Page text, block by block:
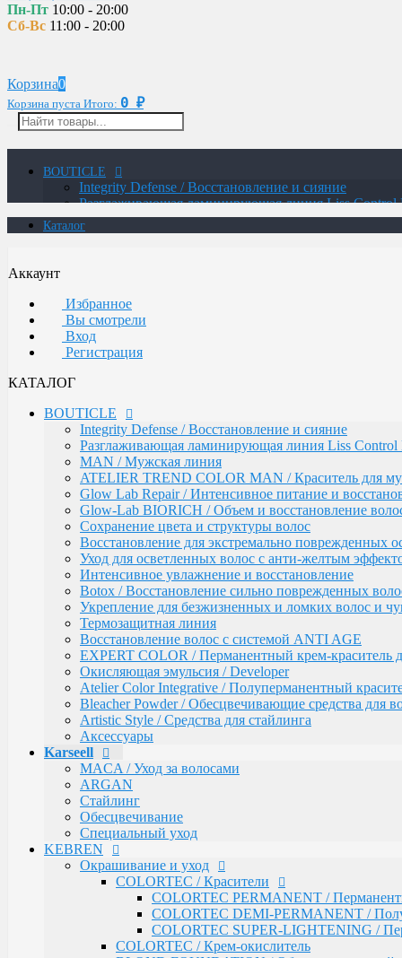
Пн-Пт 10:00 - 20:00
Сб-Вс 11:00 - 20:00
Корзина0
Корзина пуста Итого: 0 ₽
BOUTICLE
Integrity Defense / Восстановление и сияние
Разглаживающая ламинирующая линия Liss Control
MAN / Мужская линия
ATELIER TREND COLOR MAN / Краситель для
Восстановление для экстремально поврежденных
Уход для осветленных волос с анти-желтым
Интенсивное увлажнение и восстановление
Botox / Восстановление сильно поврежденных волос
Укрепление для безжизненных и ломких волос и
EXPERT COLOR / Перманентный крем-краситель
Окисляющая эмульсия / Developer
Atelier Color Integrative / Полуперманентный
Bleacher Powder / Обесцвечивающие средства для
Artistic Style / Средства для стайлинга
Аксессуары
Karseell
MACA / Уход за волосами
ARGAN
Стайлинг
Обесцвечивание
Специальный уход
KEBREN
Окрашивание и уход
COLORTEC / Красители
COLORTEC PERMANENT /
COLORTEC DEMI-PERMANENT /
COLORTEC SUPER-LIGHTENING /
COLORTEC / Крем-окислитель
BLOND FOUNDATION / Обесцвечивающий
EXPERT LINE / Уход
RE:SHAPE / Стайлинг
INCREDIBLE VOLUME / Для объема волос
TOTAL REPAIR / Для восстановления волос
HYDRA THERAPY / Для увлажнения волос
SAVE COLOR / Для окрашенных волос
CONCEPT
CURL MAKER / Химическая завивка
PROFY TOUCH / Защитные средства для кожи и
ART OF THERAPY / От перхоти / для активации
Fashion Look / Пигмент прямого действия
INFINITY / Обесцвечивающие продукты
INFINITY ULTRA GLOSS / Оттеночные маски
INFINITY SERVICE PRO / Сервисные продукты
Каталог
Аккаунт
Избранное
Вы смотрели
Вход
Регистрация
КАТАЛОГ
BOUTICLE
Integrity Defense / Восстановление и сияние
Разглаживающая ламинирующая линия Liss Control
MAN / Мужская линия
ATELIER TREND COLOR MAN / Краситель для
Glow Lab Repair / Интенсивное питание и
Glow-Lab BIORICH / Объем и восстановление
Сохранение цвета и структуры волос
Восстановление для экстремально поврежденных
Уход для осветленных волос с анти-желтым
Интенсивное увлажнение и восстановление
Botox / Восстановление сильно поврежденных
Укрепление для безжизненных и ломких волос и
Термозащитная линия
Воcстановление волос с системой ANTI AGE
EXPERT COLOR / Перманентный крем-краситель
Окисляющая эмульсия / Developer
Atelier Color Integrative / Полуперманентный
Bleacher Powder / Обесцвечивающие средства для
Artistic Style / Средства для стайлинга
Аксессуары
Karseell
MACA / Уход за волосами
ARGAN
Стайлинг
Обесцвечивание
Специальный уход
KEBREN
Окрашивание и уход
COLORTEC / Красители
COLORTEC PERMANENT /
COLORTEC DEMI-PERMANENT /
COLORTEC SUPER-LIGHTENING /
COLORTEC / Крем-окислитель